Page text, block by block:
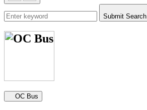
Submit Search
Secondary navigation
OC Bus